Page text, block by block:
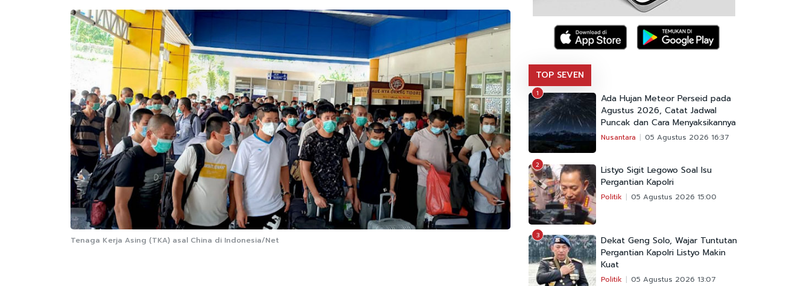
Tenaga Kerja Asing (TKA) asal China di Indonesia/Net
TOP SEVEN
1
Ada Hujan Meteor Perseid pada
Agustus 2026, Catat Jadwal
Puncak dan Cara Menyaksikannya
Nusantara 05 Agustus 2026 16:37
2
Listyo Sigit Legowo Soal Isu
Pergantian Kapolri
Politik 05 Agustus 2026 15:00
3
Dekat Geng Solo, Wajar Tuntutan
Pergantian Kapolri Listyo Makin
Kuat
Politik 05 Agustus 2026 13:07